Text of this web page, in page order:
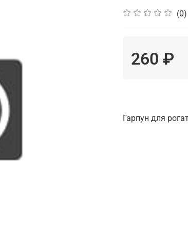
(0)
260 ₽
Гарпун для